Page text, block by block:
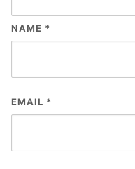
NAME *
EMAIL *